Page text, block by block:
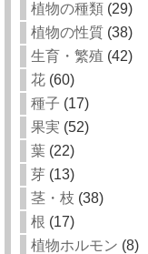
植物の種類 (29)
植物の性質 (38)
生育・繁殖 (42)
花 (60)
種子 (17)
果実 (52)
葉 (22)
芽 (13)
茎・枝 (38)
根 (17)
植物ホルモン (8)